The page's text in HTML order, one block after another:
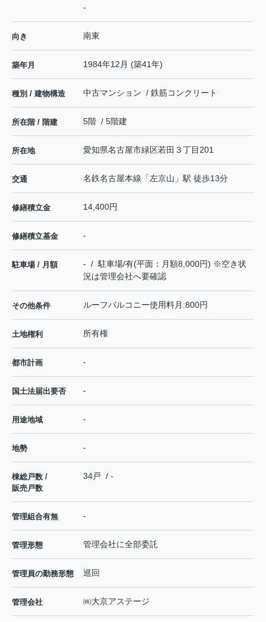
-
向き 南東
築年月 1984年12月 (築41年)
種別 / 建物構造 中古マンション / 鉄筋コンクリート
所在階 / 階建 5階 / 5階建
所在地 愛知県名古屋市緑区若田 ３丁目201
交通 名鉄名古屋本線 「左京山 」駅 徒歩13分
修繕積立金 14,400円
修繕積立基金 -
駐車場 / 月額
- / 駐車場/有(平面：月額8,000円) ※空き状
況は管理会社へ要確認
その他条件 ルーフバルコニー使用料月:800円
土地権利 所有権
都市計画 -
国土法届出要否 -
用途地域 -
地勢 -
棟総戸数 /
販売戸数
34戸 / -
管理組合有無 -
管理形態 管理会社に全部委託
管理員の勤務形態 巡回
管理会社 ㈱大京アステージ